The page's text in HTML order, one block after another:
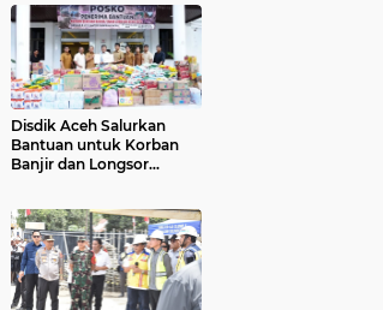
Disdik Aceh Salurkan
Bantuan untuk Korban
Banjir dan Longsor
Aceh